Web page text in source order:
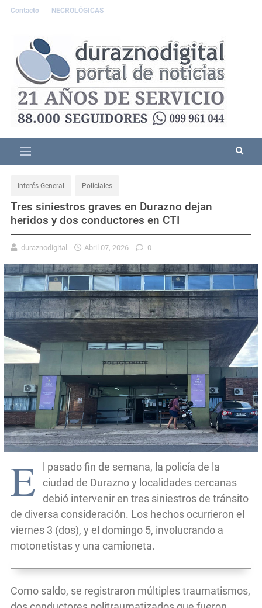
Contacto NECROLÓGICAS
Interés General Policiales
Tres siniestros graves en Durazno dejan
heridos y dos conductores en CTI
duraznodigital Abril 07, 2026 0
E
l pasado fin de semana, la policía de la
ciudad de Durazno y localidades cercanas
debió intervenir en tres siniestros de tránsito
de diversa consideración. Los hechos ocurrieron el
viernes 3 (dos), y el domingo 5, involucrando a
motonetistas y una camioneta.
Como saldo, se registraron múltiples traumatismos,